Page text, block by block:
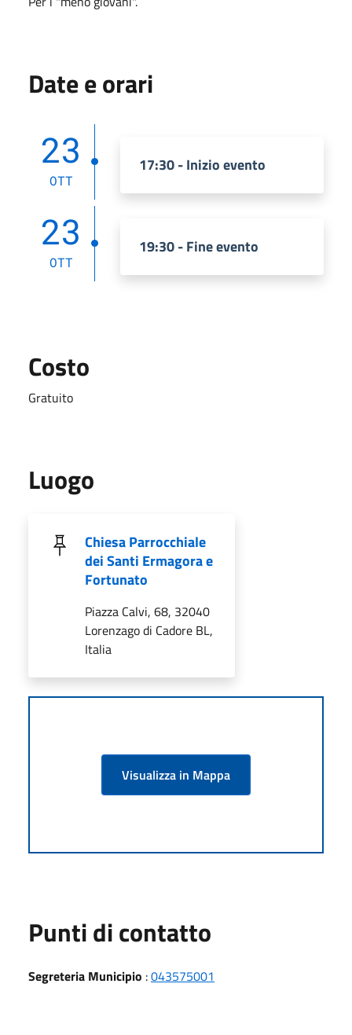
Date e orari
23
OTT
17:30 - Inizio evento
23
OTT
19:30 - Fine evento
Costo
Gratuito
Luogo
Chiesa Parrocchiale
dei Santi Ermagora e
Fortunato
Piazza Calvi, 68, 32040
Lorenzago di Cadore BL,
Italia
Visualizza in Mappa
Punti di contatto
Segreteria Municipio :043575001